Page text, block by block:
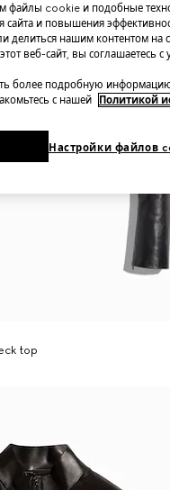
top
файлы cookie и подобные
сайта и повышения
делиться нашим контентом на
веб-сайт, вы соглашаетесь
более подробную
с нашей
Политикой
Настройки файлов